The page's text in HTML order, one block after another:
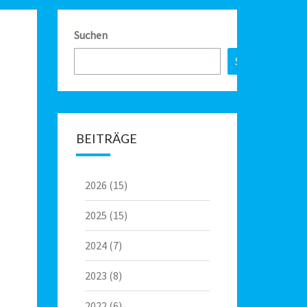
Suchen
Suchen
BEITRÄGE
2026 (15)
2025 (15)
2024(7)
2023 (8)